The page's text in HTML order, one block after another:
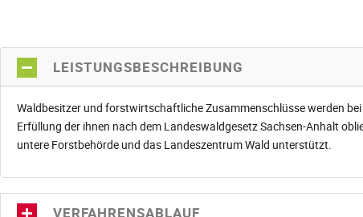
LEISTUNGSBESCHREIBUNG
Waldbesitzer und forstwirtschaftliche Zusammenschlüsse werden
Erfüllung der ihnen nach dem Landeswaldgesetz Sachsen-Anhalt
untere Forstbehörde und das Landeszentrum Wald unterstützt.
VERFAHRENSABLAUF